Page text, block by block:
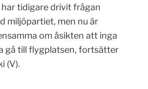
tidigare drivit frågan
miljöpartiet, men nu är
om åsikten att inga
gå till flygplatsen, fortsätter
(V).